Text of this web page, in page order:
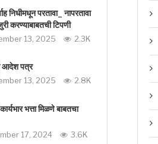
निधीमधून परतावा_ नापरतावा
करण्याबाबतची टिपणी
13, 2025 2.3K
आदेश पत्र
13, 2025 2.8K
भत्ता मिळणे बाबतचा
17, 2024 3.6K